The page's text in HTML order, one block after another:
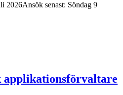
2026Ansök senast: Söndag 9
applikationsförvaltare